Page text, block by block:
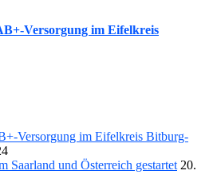
Versorgung im Eifelkreis
Versorgung im Eifelkreis Bitburg-
Saarland und Österreich gestartet 20.